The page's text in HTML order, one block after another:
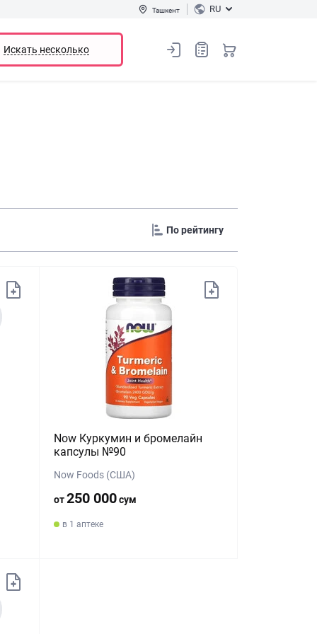
Ташкент RU
Искать несколько
Now Куркумин и бромелайн
капсулы №90
Now Foods (США)
от250 000сум
в 1 аптеке